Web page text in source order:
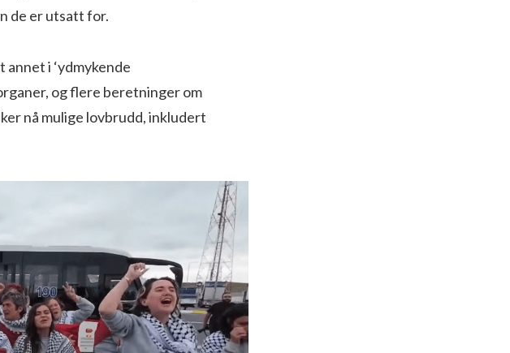
de er utsatt for.
i ‘ydmykende
og flere beretninger om
nå mulige lovbrudd, inkludert